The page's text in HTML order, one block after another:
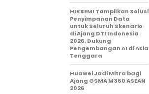
HIKSEMI Tampilkan Solusi
Penyimpanan Data
untuk Seluruh Skenario
di Ajang DTI Indonesia
2026, Dukung
Pengembangan AI di Asia
Tenggara
Huawei Jadi Mitra bagi
Ajang GSMA M360 ASEAN
2026